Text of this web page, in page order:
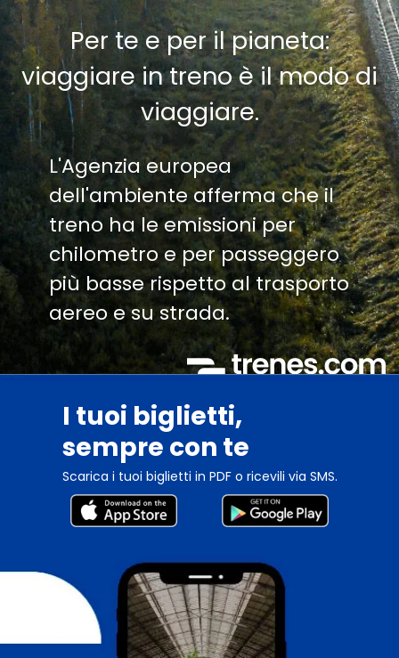
Per te e per il pianeta:
viaggiare in treno è il modo di
viaggiare.
L'Agenzia europea
dell'ambiente afferma che il
treno ha le emissioni per
chilometro e per passeggero
più basse rispetto al trasporto
aereo e su strada.
I tuoi biglietti,
sempre con te
Scarica i tuoi biglietti in PDF o ricevili via SMS.